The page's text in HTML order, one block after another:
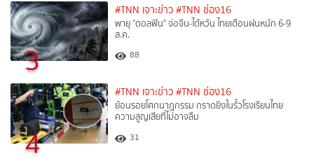
3
#TNN เจาะข่าว #TNN ช่อง16
พายุ "ดอลฟิน" จ่อจีน-ไต้หวัน ไทยเตือนฝนหนัก 6-9
ส.ค.
88
4
#TNN เจาะข่าว #TNN ช่อง16
ย้อนรอยโศกนาฏกรรม กราดยิงในรั้วโรงเรียนไทย
ความสูญเสียที่ไม่อาจลืม
31